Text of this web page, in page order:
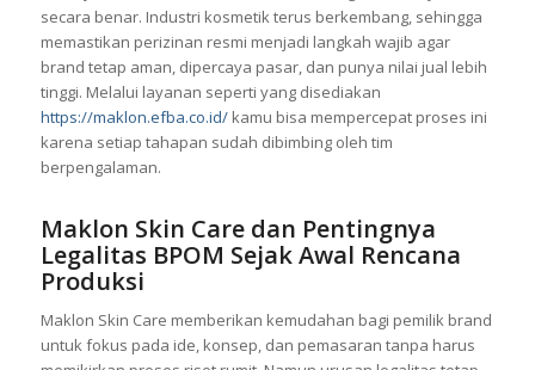
tetapi sering bingung ketika sampai pada tahap legalitas
BPOM. Proses ini terlihat rumit, padahal sebenarnya bisa
kamu jalankan secara sat set selama mengikuti alurnya
secara benar. Industri kosmetik terus berkembang, sehingga
memastikan perizinan resmi menjadi langkah wajib agar
brand tetap aman, dipercaya pasar, dan punya nilai jual lebih
tinggi. Melalui layanan seperti yang disediakan
berpengalaman.
Maklon Skin Care dan Pentingnya
Legalitas BPOM Sejak Awal Rencana
Produksi